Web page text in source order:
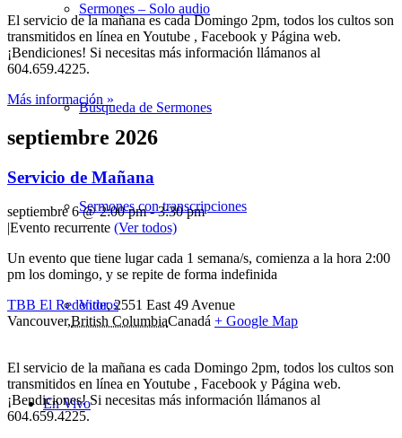
Sermones – Solo audio
Búsqueda de Sermones
Sermones con transcripciones
Videos
En Vivo
El servicio de la mañana es cada Domingo 2pm, todos los cultos son
transmitidos en línea en Youtube , Facebook y Página web.
¡Bendiciones! Si necesitas más información llámanos al
604.659.4225.
Más información »
septiembre 2026
Servicio de Mañana
septiembre 6 @ 2:00 pm-3:30 pm
|Evento recurrente (Ver todos)
Un evento que tiene lugar cada 1 semana/s, comienza a la hora 2:00
pm los domingo, y se repite de forma indefinida
TBB El Redentor,2551 East 49 Avenue
Vancouver,British ColumbiaCanadá + Google Map
El servicio de la mañana es cada Domingo 2pm, todos los cultos son
transmitidos en línea en Youtube , Facebook y Página web.
¡Bendiciones! Si necesitas más información llámanos al
604.659.4225.